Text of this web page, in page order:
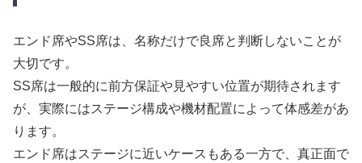
エンド席やSS席は、名称だけで良席と判断しないことが
大切です。
SS席は一般的に前方保証や見やすい位置が期待されます
が、実際にはステージ構成や機材配置によって体感差があ
ります。
エンド席はステージに近いケースもある一方で、真正面で